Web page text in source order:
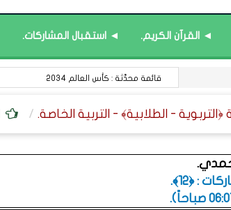
◄ القرآن الكريم. ◄ استقبال المشاركات.
قيم قرآنية : مفاتيح القلوب.
: ﴿12﴾.
.